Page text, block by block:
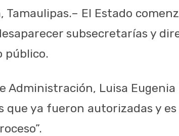
Tamaulipas.– El Estado
subsecretarías y
público.
Administración, Luisa
que ya fueron autorizadas y